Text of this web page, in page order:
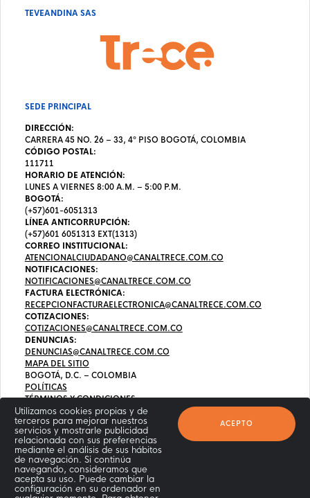
Utilizamos cookies propias y de
terceros para mejorar nuestros
servicios y mostrarle publicidad
relacionada con sus preferencias
mediante el análisis de sus hábitos
de navegación. Si continúa
navegando, consideramos que
acepta su uso. Puede cambiar la
configuración en su ordenador en
ACEPTO
TEVEANDINA SAS
SEDE PRINCIPAL
DIRECCIÓN:
CARRERA 45 NO. 26 – 33, 4º PISO BOGOTÁ, COLOMBIA
CÓDIGO POSTAL:
111711
HORARIO DE ATENCIÓN:
LUNES A VIERNES 8:00 A.M. – 5:00 P.M.
BOGOTÁ:
(+57)601-6051313
LÍNEA ANTICORRUPCIÓN:
(+57)601 6051313 EXT(1313)
CORREO INSTITUCIONAL:
ATENCIONALCIUDADANO@CANALTRECE.COM.CO
NOTIFICACIONES:
NOTIFICACIONES@CANALTRECE.COM.CO
FACTURA ELECTRÓNICA:
RECEPCIONFACTURAELECTRONICA@CANALTRECE.COM.CO
COTIZACIONES:
COTIZACIONES@CANALTRECE.COM.CO
DENUNCIAS:
DENUNCIAS@CANALTRECE.COM.CO
MAPA DEL SITIO
BOGOTÁ, D.C. – COLOMBIA
POLÍTICAS
TÉRMINOS Y CONDICIONES